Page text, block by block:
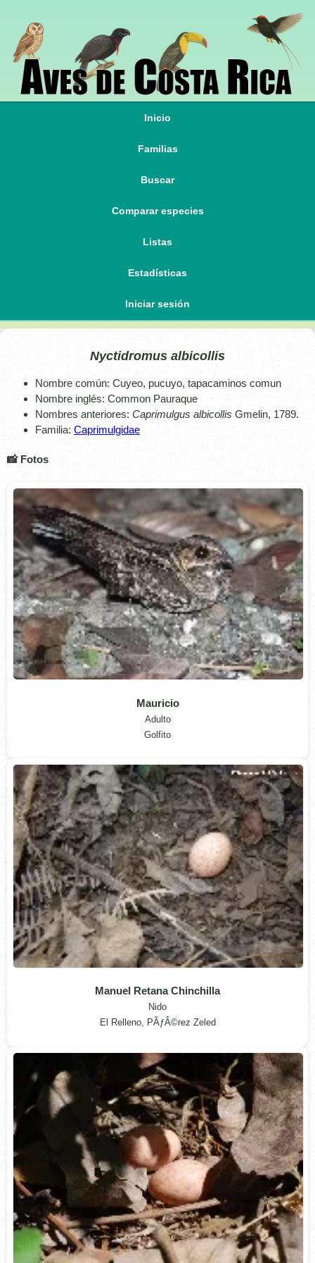
Inicio
Familias
Buscar
Comparar especies
Listas
Estadísticas
Iniciar sesión
Nyctidromus albicollis
Nombre común: Cuyeo, pucuyo, tapacaminos comun
Nombre inglés: Common Pauraque
Nombres anteriores: Caprimulgus albicollis Gmelin, 1789.
Familia: Caprimulgidae
📸 Fotos
Mauricio
Adulto
Golfito
Manuel Retana Chinchilla
Nido
El Relleno, PÃƒÂ©rez Zeled